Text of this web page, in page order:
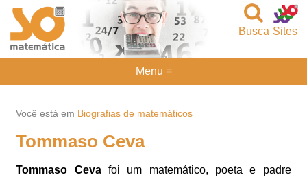
Sites
Busca
Você está em Biografias de matemáticos
Tommaso Ceva
Tommaso Cevafoi um matemático, poeta e padre